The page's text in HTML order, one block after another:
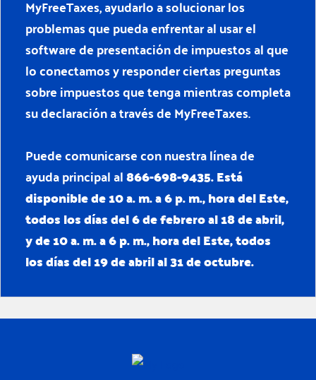
MyFreeTaxes, ayudarlo a solucionar los
problemas que pueda enfrentar al usar el
software de presentación de impuestos al que
lo conectamos y responder ciertas preguntas
sobre impuestos que tenga mientras completa
su declaración a través de MyFreeTaxes.
Puede comunicarse con nuestra línea de
ayuda principal al866-698-9435. Está
disponible de 10 a. m. a 6 p. m., hora del Este,
todos los días del 6 de febrero al 18 de abril,
y de 10 a. m. a 6 p. m., hora del Este, todos
los días del 19 de abril al 31 de octubre.